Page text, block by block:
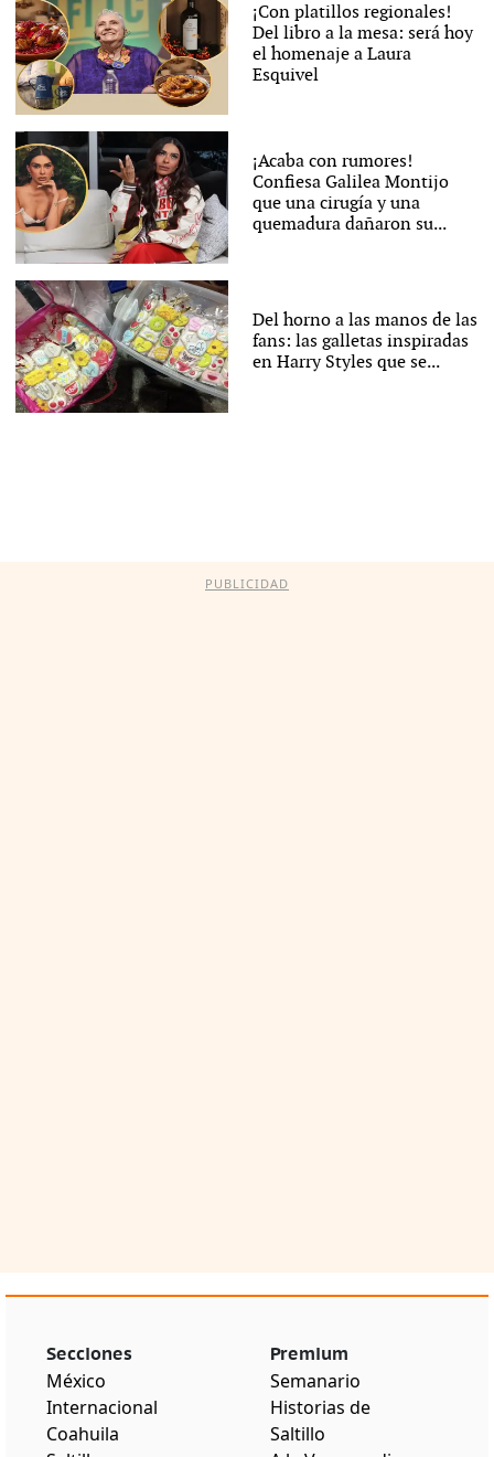
¡Con platillos regionales!
Del libro a la mesa: será hoy
el homenaje a Laura
Esquivel
¡Acaba con rumores!
Confiesa Galilea Montijo
que una cirugía y una
quemadura dañaron su...
Del horno a las manos de las
fans: las galletas inspiradas
en Harry Styles que se...
PUBLICIDAD
Secciones
México
Internacional
Coahuila
Premium
Semanario
Historias de
Saltillo